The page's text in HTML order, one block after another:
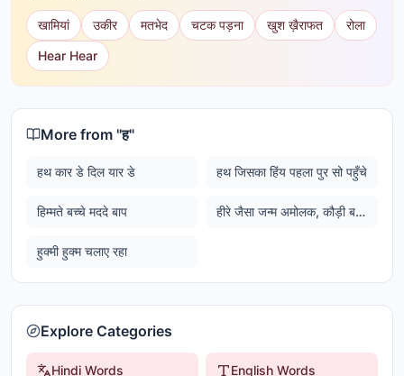
खामियां उकीर मतभेद चटक पड़ना खुश ख़ैराफत
रोला
Hear Hear
More from "ह"
हथ कार डे दिल यार डे हथ जिसका हिंय पहला पुर सो पहुँचे
हिम्मते बच्चे मददे बाप हीरे जैसा जन्म अमोलक, कौड़ी बदले खोया रे...
हुक्मी हुक्म चलाए रहा
Explore Categories
Hindi Words English Words